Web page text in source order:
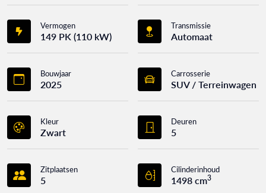
Vermogen
149 PK (110 kW)
Transmissie
Automaat
Bouwjaar
2025
Carrosserie
SUV / Terreinwagen
Kleur
Zwart
Deuren
5
Zitplaatsen
5
Cilinderinhoud
1498 cm3